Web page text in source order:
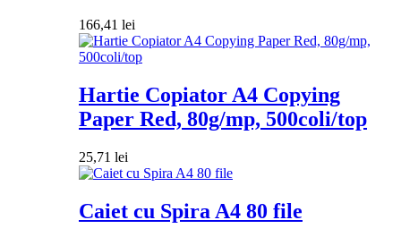
166,41 lei
Hartie Copiator A4 Copying
Paper Red, 80g/mp, 500coli/top
25,71 lei
Caiet cu Spira A4 80 file